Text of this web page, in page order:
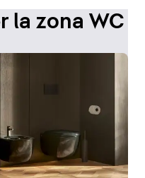
la zona WC